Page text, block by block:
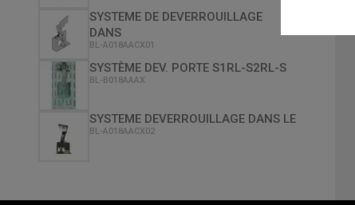
SYSTEME DE DEVERROUILLAGE
DANS
BL-A018AACX01
SYSTÈME DEV. PORTE S1RL-S2RL-S
BL-B018AAAX
SYSTEME DEVERROUILLAGE DANS LE
BL-A018AACX02